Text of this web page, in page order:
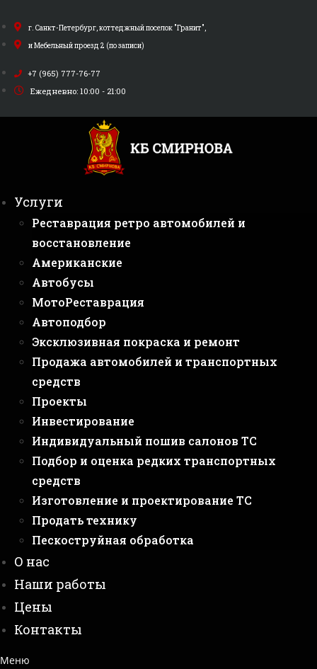
к
содержимому
г. Санкт-Петербург, коттеджный поселок "Гранит",
и Мебельный проезд 2 (по записи)
+7 (965) 777-76-77
Ежедневно: 10:00 - 21:00
Услуги
Реставрация ретро автомобилей и
восстановление
Американские
Автобусы
МотоРеставрация
Автоподбор
Эксклюзивная покраска и ремонт
Продажа автомобилей и транспортных
средств
Проекты
Инвестирование
Индивидуальный пошив салонов ТС
Подбор и оценка редких транспортных
средств
Изготовление и проектирование ТС
Продать технику
Пескоструйная обработка
О нас
Наши работы
Цены
Контакты
Меню